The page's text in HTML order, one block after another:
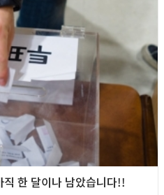
한 달이나 남았습니다!!